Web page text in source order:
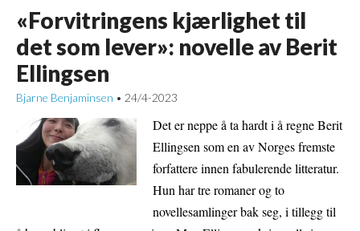
«Forvitringens kjærlighet til
det som lever»: novelle av Berit
Ellingsen
Bjarne Benjaminsen • 24/4-2023
Det er neppe å ta hardt i å regne Berit
Ellingsen som en av Norges fremste
forfattere innen fabulerende litteratur.
Hun har tre romaner og to
novellesamlinger bak seg, i tillegg til